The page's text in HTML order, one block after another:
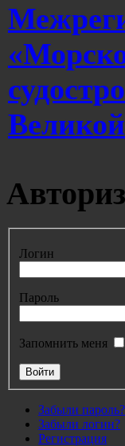
Логин
Пароль
Запомнить меня
Забыли пароль?
Забыли логин?
Регистрация